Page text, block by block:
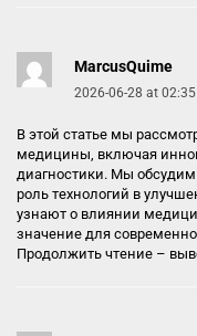
MarcusQuime
2026-06-28 at 02:35
В этой статье мы
медицины, включая
диагностики. Мы
роль технологий в
узнают о влиянии
значение для
Продолжить чтение –